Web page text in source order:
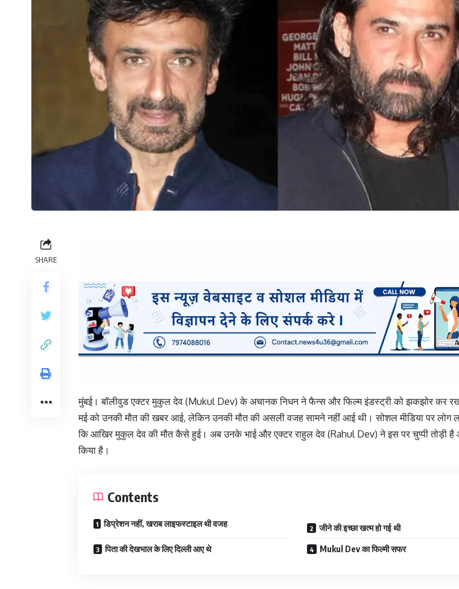
SHARE
मुंबई। बॉलीवुड एक्टर मुकुल देव (Mukul Dev) के अचानक निधन ने फैन्स और फिल्म इंडस्ट्री को झकझोर कर रख
मई को उनकी मौत की खबर आई, लेकिन उनकी मौत की असली वजह सामने नहीं आई थी। सोशल मीडिया पर लोग
कि आखिर मुकुल देव की मौत कैसे हुई। अब उनके भाई और एक्टर राहुल देव (Rahul Dev) ने इस पर चुप्पी तोड़ी है
किया है।
Contents
डिप्रेशन नहीं, खराब लाइफस्टाइल थी वजह जीने की इच्छा खत्म हो गई थी
पिता की देखभाल के लिए दिल्ली आए थे Mukul Dev का फिल्मी सफर